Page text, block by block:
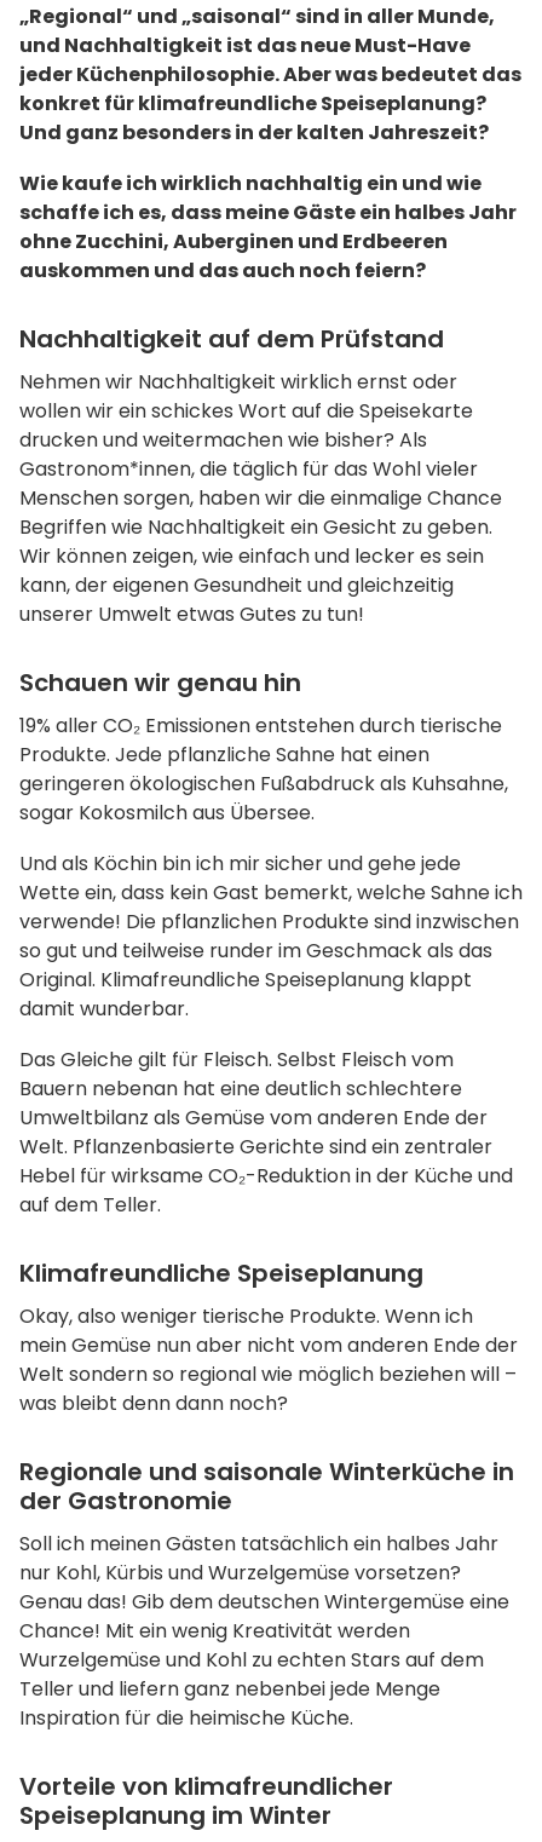
„Regional“ und „saisonal“ sind in aller Munde,
und Nachhaltigkeit ist das neue Must-Have
jeder Küchenphilosophie. Aber was bedeutet das
konkret für klimafreundliche Speiseplanung?
Und ganz besonders in der kalten Jahreszeit?
Wie kaufe ich wirklich nachhaltig ein und wie
schaffe ich es, dass meine Gäste ein halbes Jahr
ohne Zucchini, Auberginen und Erdbeeren
auskommen und das auch noch feiern?
Nachhaltigkeit auf dem Prüfstand
Nehmen wir Nachhaltigkeit wirklich ernst oder
wollen wir ein schickes Wort auf die Speisekarte
drucken und weitermachen wie bisher? Als
Gastronom*innen, die täglich für das Wohl vieler
Menschen sorgen, haben wir die einmalige Chance
Begriffen wie Nachhaltigkeit ein Gesicht zu geben.
Wir können zeigen, wie einfach und lecker es sein
kann, der eigenen Gesundheit und gleichzeitig
unserer Umwelt etwas Gutes zu tun!
Schauen wir genau hin
19% aller CO₂ Emissionen entstehen durch tierische
Produkte. Jede pflanzliche Sahne hat einen
geringeren ökologischen Fußabdruck als Kuhsahne,
sogar Kokosmilch aus Übersee.
Und als Köchin bin ich mir sicher und gehe jede
Wette ein, dass kein Gast bemerkt, welche Sahne ich
verwende! Die pflanzlichen Produkte sind inzwischen
so gut und teilweise runder im Geschmack als das
Original. Klimafreundliche Speiseplanung klappt
damit wunderbar.
Das Gleiche gilt für Fleisch. Selbst Fleisch vom
Bauern nebenan hat eine deutlich schlechtere
Umweltbilanz als Gemüse vom anderen Ende der
Welt. Pflanzenbasierte Gerichte sind ein zentraler
Hebel für wirksame CO₂-Reduktion in der Küche und
auf dem Teller.
Klimafreundliche Speiseplanung
Okay, also weniger tierische Produkte. Wenn ich
mein Gemüse nun aber nicht vom anderen Ende der
Welt sondern so regional wie möglich beziehen will –
was bleibt denn dann noch?
Regionale und saisonale Winterküche in
der Gastronomie
Soll ich meinen Gästen tatsächlich ein halbes Jahr
nur Kohl, Kürbis und Wurzelgemüse vorsetzen?
Genau das! Gib dem deutschen Wintergemüse eine
Chance! Mit ein wenig Kreativität werden
Wurzelgemüse und Kohl zu echten Stars auf dem
Teller und liefern ganz nebenbei jede Menge
Inspiration für die heimische Küche.
Vorteile von klimafreundlicher
Speiseplanung im Winter